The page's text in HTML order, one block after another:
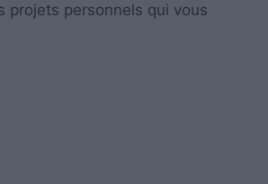
projets personnels qui vous